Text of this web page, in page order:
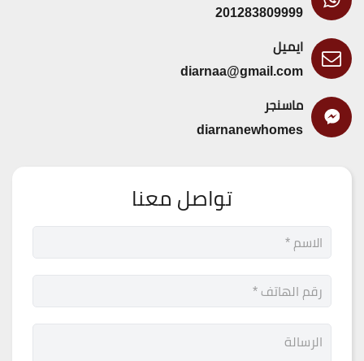
201283809999
ايميل
diarnaa@gmail.com
ماسنجر
diarnanewhomes
تواصل معنا